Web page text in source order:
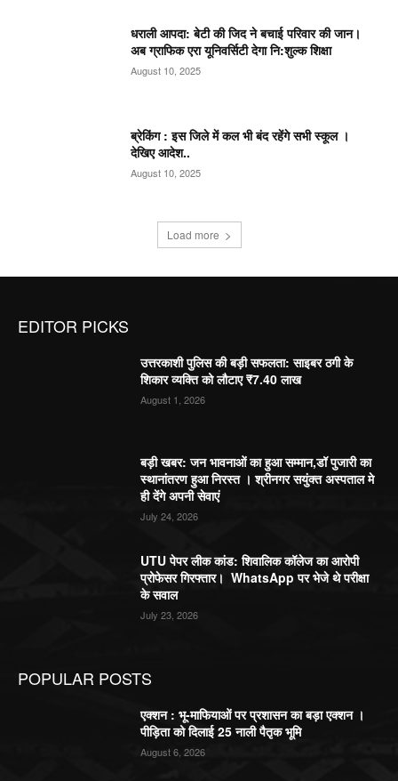
धराली आपदा: बेटी की जिद ने बचाई परिवार की जान।
अब ग्राफिक एरा यूनिवर्सिटी देगा नि:शुल्क शिक्षा
August 10, 2025
ब्रेकिंग : इस जिले में कल भी बंद रहेंगे सभी स्कूल ।
देखिए आदेश..
August 10, 2025
Load more
EDITOR PICKS
उत्तरकाशी पुलिस की बड़ी सफलता: साइबर ठगी के
शिकार व्यक्ति को लौटाए ₹7.40 लाख
August 1, 2026
बड़ी खबर: जन भावनाओं का हुआ सम्मान,डॉ पुजारी का
स्थानांतरण हुआ निरस्त । श्रीनगर सयुंक्त अस्पताल मे
ही देंगे अपनी सेवाएं
July 24, 2026
UTU पेपर लीक कांड: शिवालिक कॉलेज का आरोपी
प्रोफेसर गिरफ्तार। WhatsApp पर भेजे थे परीक्षा
के सवाल
July 23, 2026
POPULAR POSTS
एक्शन : भू-माफियाओं पर प्रशासन का बड़ा एक्शन ।
पीड़िता को दिलाई 25 नाली पैतृक भूमि
August 6, 2026